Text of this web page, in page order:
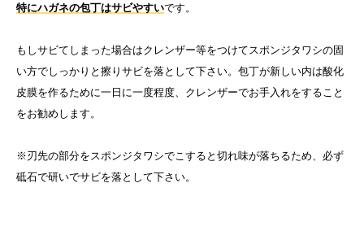
特にハガネの包丁はサビやすいです。
もしサビてしまった場合はクレンザー等をつけてスポンジタワシの固
い方でしっかりと擦りサビを落として下さい。包丁が新しい内は酸化
皮膜を作るために一日に一度程度、クレンザーでお手入れをすること
をお勧めします。
※刃先の部分をスポンジタワシでこすると切れ味が落ちるため、必ず
砥石で研いでサビを落として下さい。